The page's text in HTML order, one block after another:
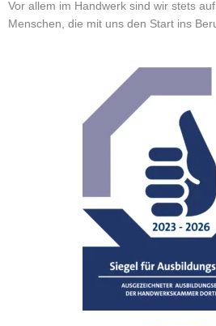
Vor allem im Handwerk sind wir stets
Menschen, die mit uns den Start ins